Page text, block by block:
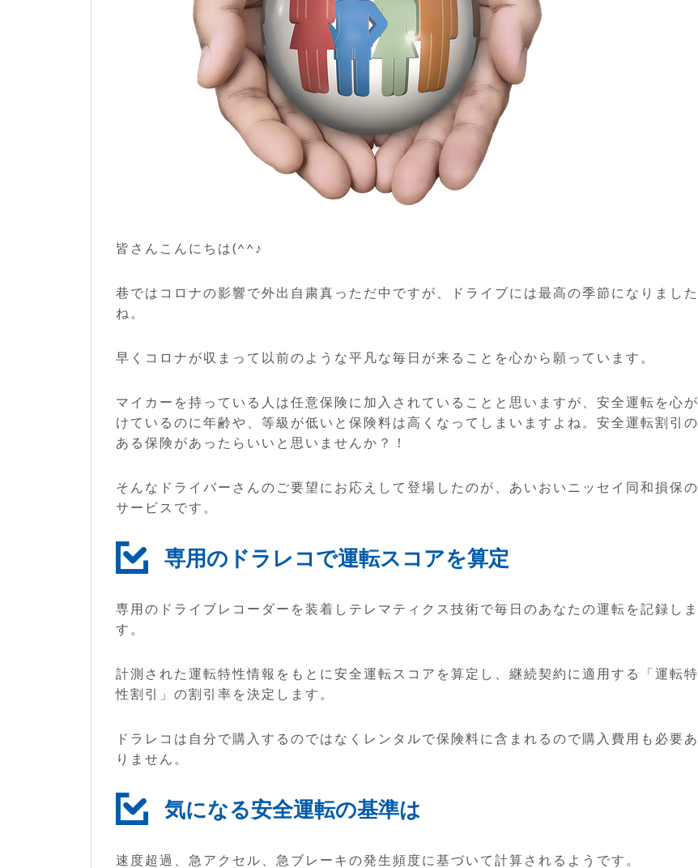
皆さんこんにちは(^^♪
巷ではコロナの影響で外出自粛真っただ中ですが、ドライブには最高の季節になりました
ね。
早くコロナが収まって以前のような平凡な毎日が来ることを心から願っています。
マイカーを持っている人は任意保険に加入されていることと思いますが、安全運転を心が
けているのに年齢や、等級が低いと保険料は高くなってしまいますよね。安全運転割引の
ある保険があったらいいと思いませんか？！
そんなドライバーさんのご要望にお応えして登場したのが、あいおいニッセイ同和損保の
サービスです。
専用のドラレコで運転スコアを算定
専用のドライブレコーダーを装着しテレマティクス技術で毎日のあなたの運転を記録しま
す。
計測された運転特性情報をもとに安全運転スコアを算定し、継続契約に適用する「運転特
性割引」の割引率を決定します。
ドラレコは自分で購入するのではなくレンタルで保険料に含まれるので購入費用も必要あ
りません。
気になる安全運転の基準は
速度超過、急アクセル、急ブレーキの発生頻度に基づいて計算されるようです。